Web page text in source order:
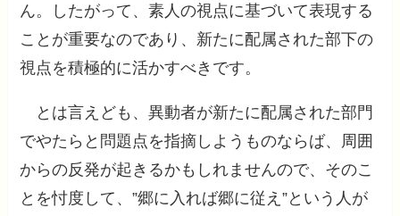
ん。したがって、素人の視点に基づいて表現する
ことが重要なのであり、新たに配属された部下の
視点を積極的に活かすべきです。
とは言えども、異動者が新たに配属された部門
でやたらと問題点を指摘しようものならば、周囲
からの反発が起きるかもしれませんので、そのこ
とを忖度して、”郷に入れば郷に従え”という人が